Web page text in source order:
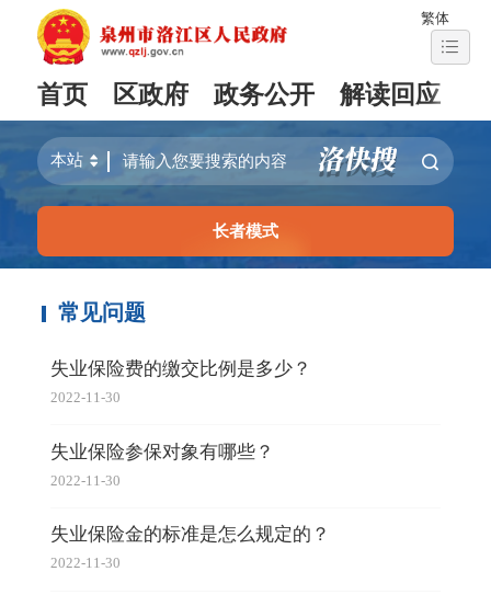
繁体
首页 区政府 政务公开 解读回应
长者模式
常见问题
失业保险费的缴交比例是多少？
2022-11-30
失业保险参保对象有哪些？
2022-11-30
失业保险金的标准是怎么规定的？
2022-11-30